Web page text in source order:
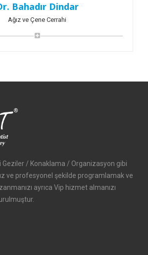
Bahadır Dindar
Ağız ve Çene Cerrahi
Geziler / Konaklama / Organizasyon gibi
ve profesyonel şekilde programlamak ve
ayrıca Vip hizmet almanızı